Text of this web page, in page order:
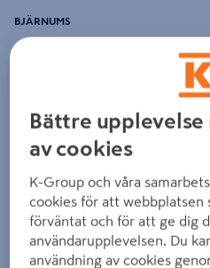
FLEXHINK BJÄRNUMS
BJÄRNUMS
Detaljerad beskrivning finns i
Föregående
Bättre upplevelse
av cookies
K-Group och våra
cookies för att webbplatsen
förväntat och för att ge dig
användarupplevelsen. Du
användning av cookies